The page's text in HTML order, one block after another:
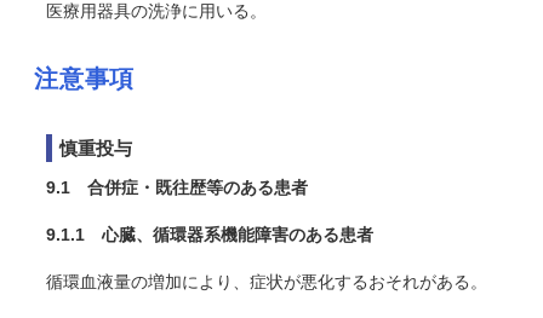
医療用器具の洗浄に用いる。
注意事項
慎重投与
9.1 合併症・既往歴等のある患者
9.1.1 心臓、循環器系機能障害のある患者
循環血液量の増加により、症状が悪化するおそれがある。